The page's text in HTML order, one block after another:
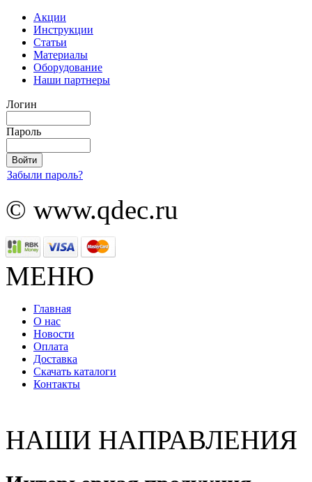
Акции
Инструкции
Статьи
Материалы
Оборудование
Наши партнеры
Логин
Пароль
Забыли пароль?
© www.qdec.ru
МЕНЮ
Главная
О нас
Новости
Оплата
Доставка
Скачать каталоги
Контакты
НАШИ НАПРАВЛЕНИЯ